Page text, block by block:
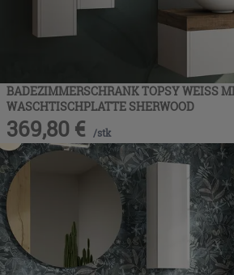
BADEZIMMERSCHRANK TOPSY WEISS
WASCHTISCHPLATTE SHERWOOD
369,80 € /stk